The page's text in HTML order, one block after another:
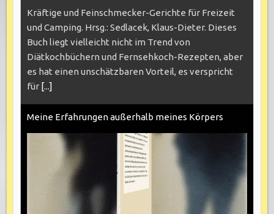
Kräftige und Feinschmecker-Gerichte für Freizeit
und Camping. Hrsg.: Sedlacek, Klaus-Dieter. Dieses
Buch liegt vielleicht nicht im Trend von
Diätkochbüchern und Fernsehkoch-Rezepten, aber
es hat einen unschätzbaren Vorteil, es verspricht
für [...]
Meine Erfahrungen außerhalb meines Körpers